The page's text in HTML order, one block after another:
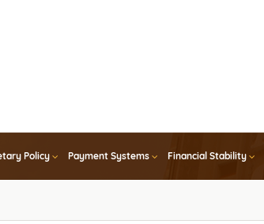
Policy Payment Systems Financial Stability